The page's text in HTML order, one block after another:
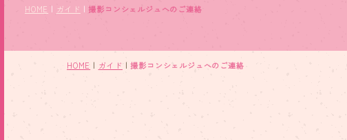
HOME | ガイド |撮影コンシェルジュへのご連絡
HOME | ガイド |撮影コンシェルジュへのご連絡